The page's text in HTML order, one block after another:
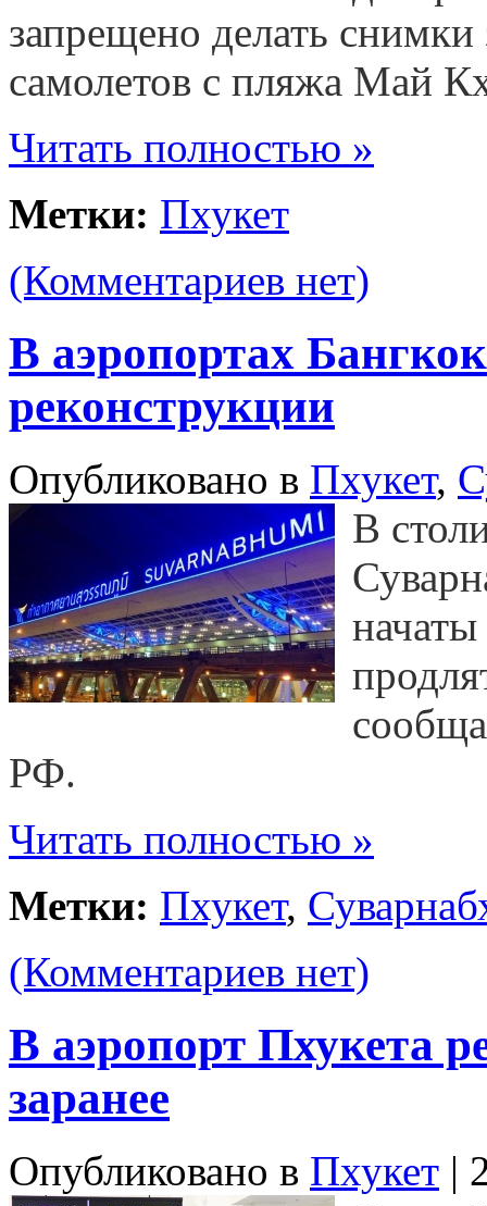
запрещено делать
самолетов с пляжа Май
Читать полностью »
Метки: Пхукет
(Комментариев нет)
В аэропортах
реконструкции
Опубликовано в Пхукет,
В
РФ.
Читать полностью »
Метки: Пхукет,
(Комментариев нет)
В аэропорт Пхукета
заранее
Опубликовано в Пхукет |